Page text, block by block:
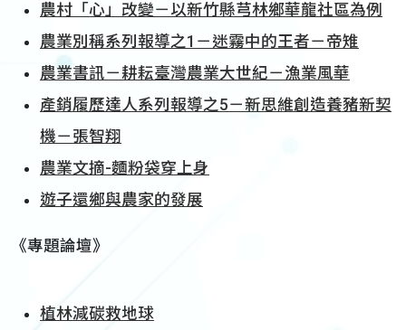
農村「心」改變－以新竹縣芎林鄉華龍社區為例
農業別稱系列報導之1－迷霧中的王者－帝雉
農業書訊－耕耘臺灣農業大世紀－漁業風華
產銷履歷達人系列報導之5－新思維創造養豬新契
機－張智翔
農業文摘-麵粉袋穿上身
遊子還鄉與農家的發展
《專題論壇》
植林減碳救地球